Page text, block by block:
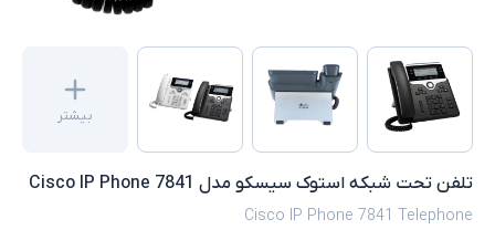
بیشتر
تلفن تحت شبکه استوک سیسکو مدل Cisco IP Phone 7841
Cisco IP Phone 7841 Telephone